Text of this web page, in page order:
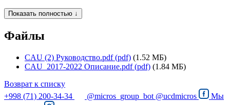
Показать полностью ↓
Файлы
CAU (2) Руководство.pdf (pdf) (1.52 МБ)
CAU_2017-2022 Описание.pdf (pdf) (1.84 МБ)
Возврат к списку
+998 (71) 200-34-34
@micros_group_bot @ucdmicros
Мы